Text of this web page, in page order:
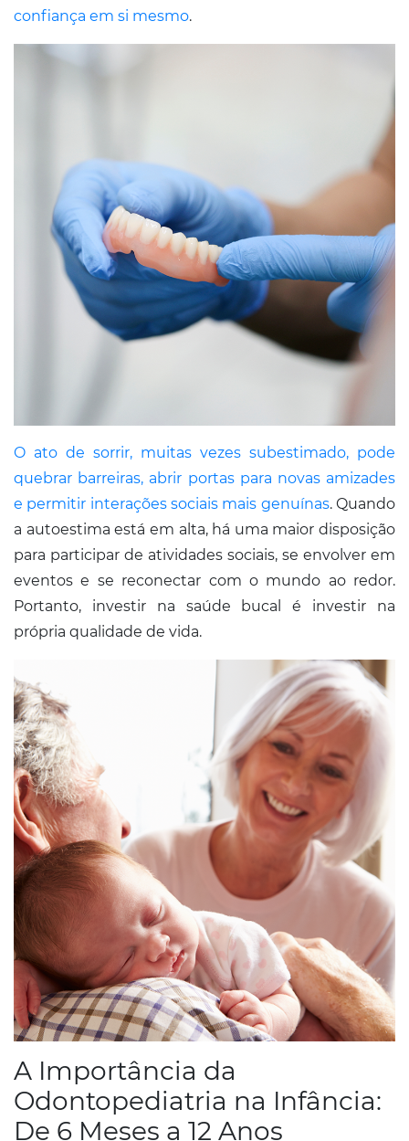
confiança em si mesmo.
O ato de sorrir, muitas vezes subestimado, pode
quebrar barreiras, abrir portas para novas amizades
e permitir interações sociais mais genuínas. Quando
a autoestima está em alta, há uma maior disposição
para participar de atividades sociais, se envolver em
eventos e se reconectar com o mundo ao redor.
Portanto, investir na saúde bucal é investir na
própria qualidade de vida.
A Importância da
Odontopediatria na Infância:
De 6 Meses a 12 Anos